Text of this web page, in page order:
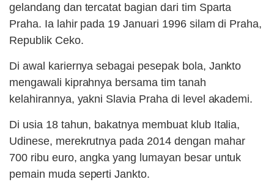
gelandang dan tercatat bagian dari tim Sparta
Praha. Ia lahir pada 19 Januari 1996 silam di Praha,
Republik Ceko.
Di awal kariernya sebagai pesepak bola, Jankto
mengawali kiprahnya bersama tim tanah
kelahirannya, yakni Slavia Praha di level akademi.
Di usia 18 tahun, bakatnya membuat klub Italia,
Udinese, merekrutnya pada 2014 dengan mahar
700 ribu euro, angka yang lumayan besar untuk
pemain muda seperti Jankto.